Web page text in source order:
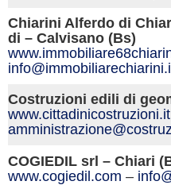
Chiarini Alferdo di
di – Calvisano (Bs)
Costruzioni edili di
www.cittadinicostruzioni.it
COGIEDIL srl – Chiari
www.cogiedil.com –